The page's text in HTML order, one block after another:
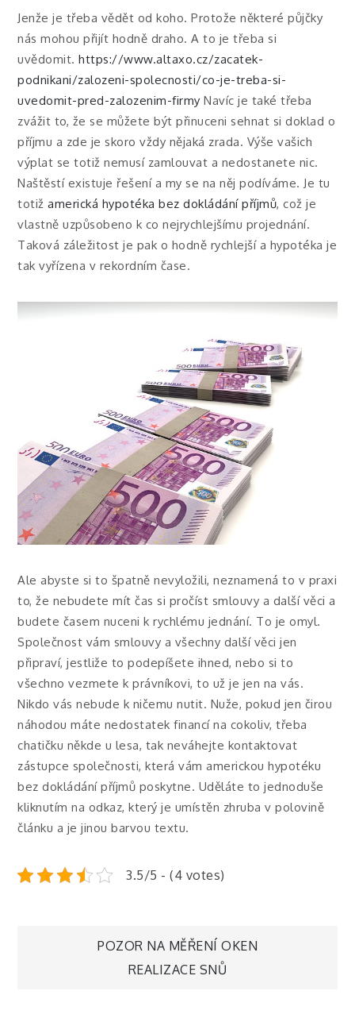
Jenže je třeba vědět od koho. Protože některé půjčky
nás mohou přijít hodně draho. A to je třeba si
uvědomit.https://www.altaxo.cz/zacatek-
podnikani/zalozeni-spolecnosti/co-je-treba-si-
uvedomit-pred-zalozenim-firmy Navíc je také třeba
zvážit to, že se můžete být přinuceni sehnat si doklad o
příjmu a zde je skoro vždy nějaká zrada. Výše vašich
výplat se totiž nemusí zamlouvat a nedostanete nic.
Naštěstí existuje řešení a my se na něj podíváme. Je tu
totižamerická hypotéka bez dokládání příjmů, což je
vlastně uzpůsobeno k co nejrychlejšímu projednání.
Taková záležitost je pak o hodně rychlejší a hypotéka je
tak vyřízena v rekordním čase.
Ale abyste si to špatně nevyložili, neznamená to v praxi
to, že nebudete mít čas si pročíst smlouvy a další věci a
budete časem nuceni k rychlému jednání. To je omyl.
Společnost vám smlouvy a všechny další věci jen
připraví, jestliže to podepíšete ihned, nebo si to
všechno vezmete k právníkovi, to už je jen na vás.
Nikdo vás nebude k ničemu nutit. Nuže, pokud jen čirou
náhodou máte nedostatek financí na cokoliv, třeba
chatičku někde u lesa, tak neváhejte kontaktovat
zástupce společnosti, která vám americkou hypotéku
bez dokládání příjmů poskytne. Uděláte to jednoduše
kliknutím na odkaz, který je umístěn zhruba v polovině
článku a je jinou barvou textu.
3.5/5 - (4 votes)
Navigace
POZOR NA MĚŘENÍ OKEN
REALIZACE SNŮ